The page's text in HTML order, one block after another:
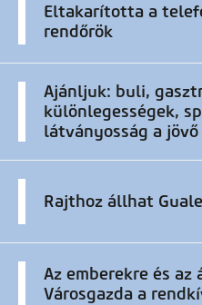
Eltakarította a
rendőrök
Ajánljuk: buli,
különlegességek,
látványosság a
Rajthoz állhat
Az emberekre és
Városgazda a